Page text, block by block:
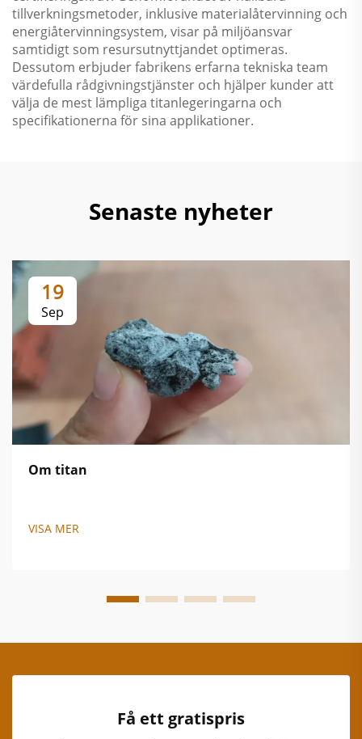
tillverkningsmetoder, inklusive materialåtervinning och
energiåtervinningsystem, visar på miljöansvar
samtidigt som resursutnyttjandet optimeras.
Dessutom erbjuder fabrikens erfarna tekniska team
värdefulla rådgivningstjänster och hjälper kunder att
välja de mest lämpliga titanlegeringarna och
specifikationerna för sina applikationer.
Senaste nyheter
19
Sep
Om titan
VISA MER
Få ett gratispris